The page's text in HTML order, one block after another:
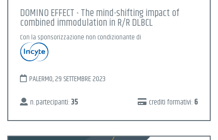
DOMINO EFFECT - The mind-shifting impact of
combined immodulation in R/R DLBCL
Con la sponsorizzazione non condizionante di
PALERMO, 29 SETTEMBRE 2023
n. partecipanti:35 crediti formativi: 6